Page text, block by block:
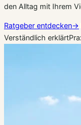
den Alltag mit Ihrem
Ratgeber entdecken→
Verständlich erklärt